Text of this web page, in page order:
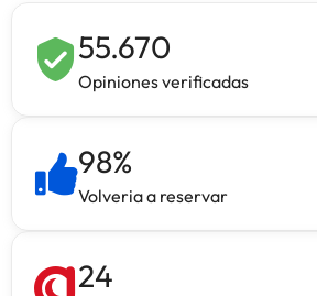
55.670
Opiniones verificadas
98%
Volveria a reservar
24